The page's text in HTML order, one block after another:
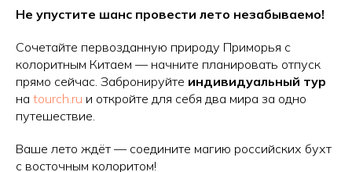
Не упустите шанс провести лето незабываемо!
Сочетайте первозданную природу Приморья с
колоритным Китаем — начните планировать отпуск
прямо сейчас. Забронируйте индивидуальный тур
на tourch.ru и откройте для себя два мира за одно
путешествие.
Ваше лето ждёт — соедините магию российских бухт
с восточным колоритом!